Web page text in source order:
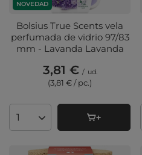
NOVEDAD
Bolsius True Scents vela
perfumada de vidrio 97/83
mm - Lavanda Lavanda
3,81 € / ud.
(3,81 € / pc.)
Cantidad de productos